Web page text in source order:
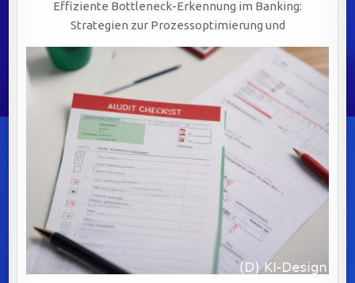
Effiziente Bottleneck-Erkennung im Banking:
Strategien zur Prozessoptimierung und